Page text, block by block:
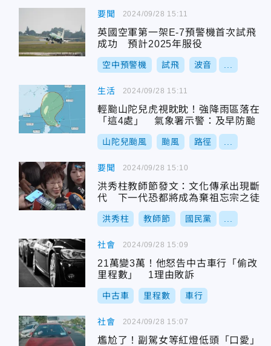
要聞
英國空軍第一架E-7預警機首次試飛
成功 預計2025年服役
空中預警機 試飛 波音
2024/09/28 15:11
生活
輕颱山陀兒虎視眈眈！強降雨區落在
「這4處」 氣象署示警：及早防颱
山陀兒颱風 颱風 路徑
2024/09/28 15:11
要聞
洪秀柱教師節發文：文化傳承出現斷
代 下一代恐都將成為棄祖忘宗之徒
洪秀柱 教師節 國民黨
2024/09/28 15:10
社會
21萬變3萬！他怒告中古車行「偷改
里程數」 1理由敗訴
中古車 里程數 車行
2024/09/28 15:09
社會
尷尬了！副駕女等紅燈低頭「口愛」
2024/09/28 15:07